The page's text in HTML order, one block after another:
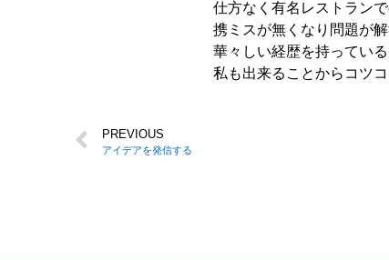
仕方なく有名レストラン
携ミスが無くなり問題が解
華々しい経歴を持ってい
私も出来ることからコツ
PREVIOUS
アイデアを発信する